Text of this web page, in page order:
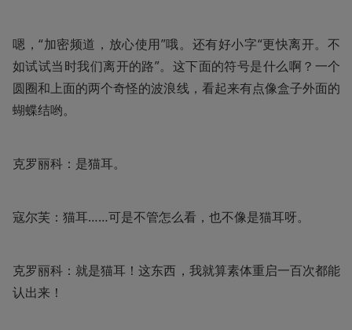
嗯，“加密频道，放心使用”哦。还有好小字“更快离开。不
如试试当时我们离开的路”。这下面的符号是什么啊？一个
圆圈和上面的两个奇怪的波浪线，看起来有点像盒子外面的
蝴蝶结哟。
克罗丽科：是猫耳。
寇尔芙：猫耳……可是不管怎么看，也不像是猫耳呀。
克罗丽科：就是猫耳！这东西，我就算素体重启一百次都能
认出来！